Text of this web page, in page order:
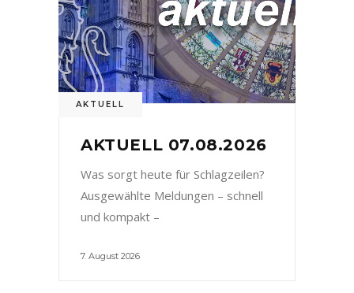
AKTUELL
AKTUELL 07.08.2026
Was sorgt heute für Schlagzeilen?
Ausgewählte Meldungen – schnell
und kompakt –
7. August 2026